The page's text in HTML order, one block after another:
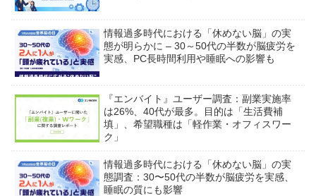
情報過多時代における「休めない脳」の実
態が明らかに – 30～50代の半数が脳疲労を
実感、PC長時間利用や睡眠への影響も
『エンバイト』ユーザー調査：副業実施率
は26%、40代が最多。目的は「生活費補
填」、希望職種は「軽作業・オフィスワー
ク」
情報過多時代における「休めない脳」の実
態調査：30〜50代の半数が脳疲労を実感、
睡眠の質にも影響